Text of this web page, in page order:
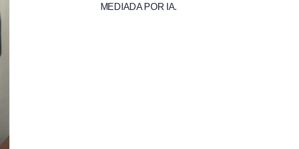
MEDIADA POR IA.